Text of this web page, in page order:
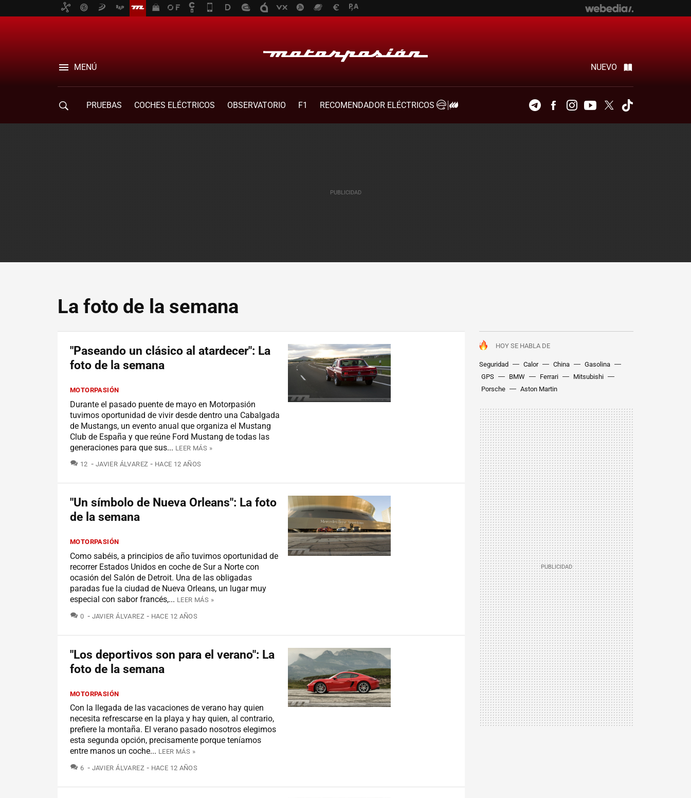
MENÚ NUEVO
PRUEBAS COCHES ELÉCTRICOS OBSERVATORIO F1
RECOMENDADOR ELÉCTRICOS
TelegramFacebookInstagramYoutubeTwitter
La foto de la semana
HOY SE HABLA DE
Seguridad Calor China
Gasolina
GPS
BMW Ferrari
Mitsubishi
Porsche
Aston Martin
"Paseando un clásico al atardecer": La
foto de la semana
MOTORPASIÓN
Durante el pasado puente de mayo en Motorpasión
tuvimos oportunidad de vivir desde dentro una Cabalgada
de Mustangs, un evento anual que organiza el Mustang
Club de España y que reúne Ford Mustang de todas las
generaciones para que sus... LEER MÁS »
12 COMENTARIOS
JAVIER ÁLVAREZ HACE 12 AÑOS
"Un símbolo de Nueva Orleans": La foto
de la semana
MOTORPASIÓN
Como sabéis, a principios de año tuvimos oportunidad de
recorrer Estados Unidos en coche de Sur a Norte con
ocasión del Salón de Detroit. Una de las obligadas
paradas fue la ciudad de Nueva Orleans, un lugar muy
especial con sabor francés,... LEER MÁS »
0 COMENTARIOS
JAVIER ÁLVAREZ HACE 12 AÑOS
"Los deportivos son para el verano": La
foto de la semana
MOTORPASIÓN
Con la llegada de las vacaciones de verano hay quien
necesita refrescarse en la playa y hay quien, al contrario,
prefiere la montaña. El verano pasado nosotros elegimos
esta segunda opción, precisamente porque teníamos
entre manos un coche... LEER MÁS »
6 COMENTARIOS
JAVIER ÁLVAREZ HACE 12 AÑOS